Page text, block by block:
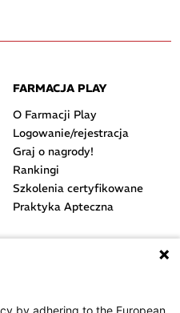
FARMACJA PLAY
O Farmacji Play
Logowanie/rejestracja
Graj o nagrody!
Rankingi
Szkolenia certyfikowane
Praktyka Apteczna
by adhering to the European